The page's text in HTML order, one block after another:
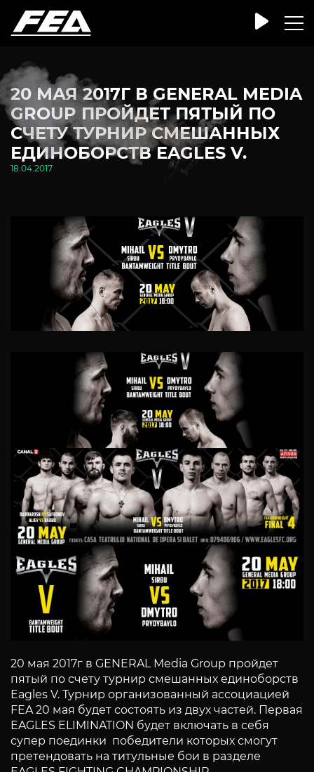
20 МАЯ 2017Г В GENERAL MEDIA
GROUP ПРОЙДЕТ ПЯТЫЙ ПО
СЧЕТУ ТУРНИР СМЕШАННЫХ
ЕДИНОБОРСТВ EAGLES V.
18.04.2017
20 мая 2017г в GENERAL Media Group пройдет
пятый по счету турнир смешанных единоборств
Eagles V. Турнир организованный ассоциацией
FEA 20 мая будет состоять из двух частей. Первая
EAGLES ELIMINATION будет включать в себя
супер поединки победители которых смогут
претендовать на титульные бои в разделе